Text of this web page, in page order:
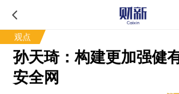
观点
孙天琦：构建更加强健
安全网